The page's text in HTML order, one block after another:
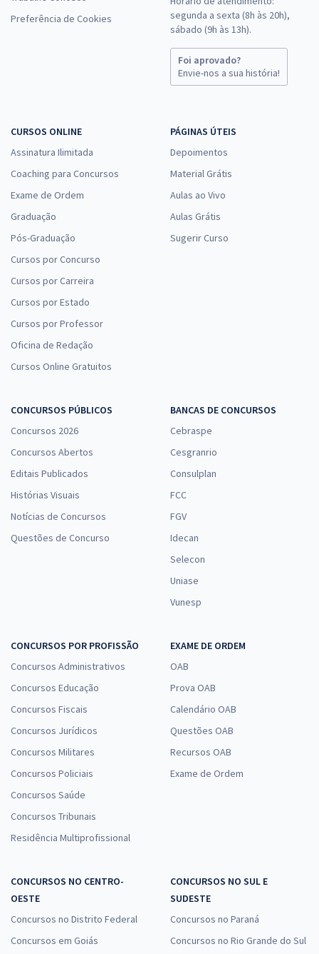
Preferência de Cookies
segunda a sexta (8h às 20h),
sábado (9h às 13h).
Foi aprovado?
Envie-nos a sua história!
CURSOS ONLINE
Assinatura Ilimitada
Coaching para Concursos
Exame de Ordem
Graduação
Pós-Graduação
Cursos por Concurso
Cursos por Carreira
Cursos por Estado
Cursos por Professor
Oficina de Redação
Cursos Online Gratuitos
PÁGINAS ÚTEIS
Depoimentos
Material Grátis
Aulas ao Vivo
Aulas Grátis
Sugerir Curso
CONCURSOS PÚBLICOS
Concursos 2026
Concursos Abertos
Editais Publicados
Histórias Visuais
Notícias de Concursos
Questões de Concurso
BANCAS DE CONCURSOS
Cebraspe
Cesgranrio
Consulplan
FCC
FGV
Idecan
Selecon
Uniase
Vunesp
CONCURSOS POR PROFISSÃO
Concursos Administrativos
Concursos Educação
Concursos Fiscais
Concursos Jurídicos
Concursos Militares
Concursos Policiais
Concursos Saúde
Concursos Tribunais
Residência Multiprofissional
EXAME DE ORDEM
OAB
Prova OAB
Calendário OAB
Questões OAB
Recursos OAB
Exame de Ordem
CONCURSOS NO CENTRO-
OESTE
Concursos no Distrito Federal
Concursos em Goiás
CONCURSOS NO SUL E
SUDESTE
Concursos no Paraná
Concursos no Rio Grande do Sul